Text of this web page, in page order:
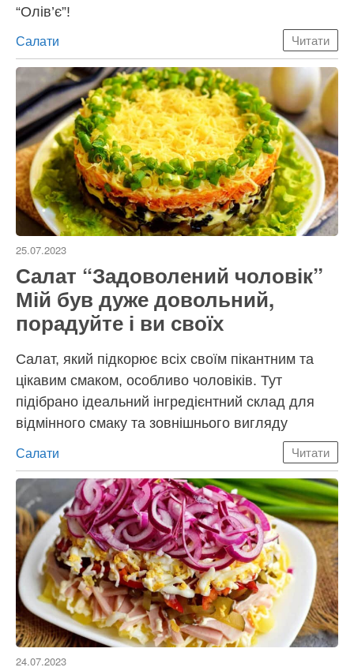
“Олів’є”!
Категорії
Салати Читати
25.07.2023
Салат “Задоволений чоловік”
Мій був дуже довольний,
порадуйте і ви своїх
Салат, який підкорює всіх своїм пікантним та
цікавим смаком, особливо чоловіків. Тут
підібрано ідеальний інгредієнтний склад для
відмінного смаку та зовнішнього вигляду
Категорії
Салати Читати
24.07.2023